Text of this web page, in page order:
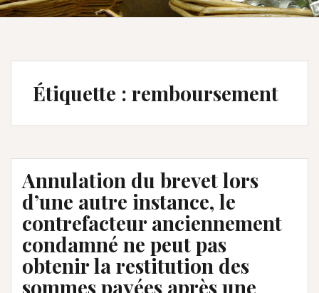
Étiquette : remboursement
Annulation du brevet lors
d’une autre instance, le
contrefacteur anciennement
condamné ne peut pas
obtenir la restitution des
sommes payées après une